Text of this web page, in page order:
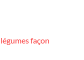
façon